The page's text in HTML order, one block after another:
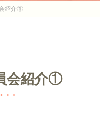
紹介①
会紹介①